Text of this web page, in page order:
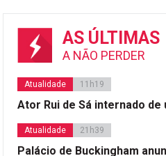
AS ÚLTIMAS
A NÃO PERDER
Atualidade 11h19
Ator Rui de Sá internado
Atualidade 21h39
Palácio de Buckingham